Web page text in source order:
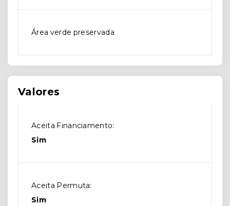
Área verde preservada
Valores
Aceita Financiamento:
Sim
Aceita Permuta:
Sim